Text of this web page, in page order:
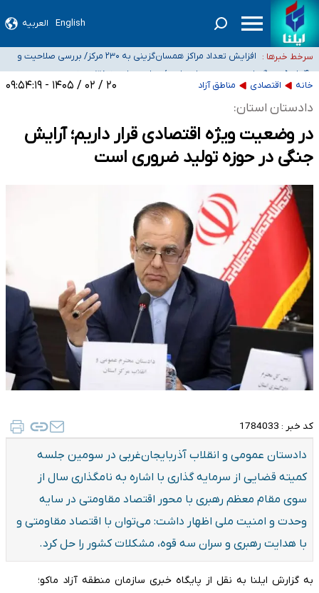
English العربیه
سرخط خبرها :
ضرورت آموزش حریم خصوصی در فضای آنلاین در مدارس/ هزینه‌های سنگین
اجتماعی انتشار تصاویر خصوصی برای قربانیان/ سوءاستفاده مجرمان از ترس
رسوایی
افزایش تعداد مراکز همسان‌گزینی به ۲۳۰ مرکز/ بررسی صلاحیت و
نظارت‌ها به سازمان تبلیغات واگذار شده است
۴۰ تا ۵۰ روز گرمای نسبی در پیش داریم/ دمای تهران به ۳۸ درجه
می‌رسد
موضع وزارت بهداشت درباره ظرفیت پزشکی کنکور ۱۴۰۵: خواستار اصلاح ظرفیت‌ها
هستیم، اما هنوز پاسخ مشخصی نگرفته‌ایم
تعویق آزمون ورودی دکترای تخصصی فرماندهی صحنه عملیات و دکترای تخصصی
خانه اقتصادی مناطق آزاد ۲۰ / ۰۲ / ۱۴۰۵ - ۰۹:۵۴:۱۹
دادستان استان:
در وضعیت ویژه اقتصادی قرار داریم؛ آرایش
جنگی در حوزه تولید ضروری است
کد خبر : 1784033
دادستان عمومی و انقلاب آذربایجان‌غربی در سومین جلسه
کمیته قضایی از سرمایه گذاری با اشاره به نامگذاری سال از
سوی مقام معظم رهبری با محور اقتصاد مقاومتی در سایه
وحدت و امنیت ملی اظهار داشت: می‌توان با اقتصاد مقاومتی و
با هدایت رهبری و سران سه قوه، مشکلات کشور را حل کرد.
به گزارش ایلنا به نقل از پایگاه خبری سازمان منطقه آزاد ماکو؛